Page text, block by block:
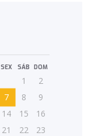
SEX SÁB DOM
1
2
7 8
9
14 15
16
21 22
23